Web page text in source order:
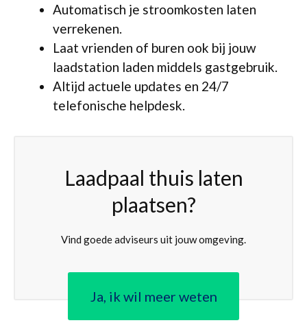
Automatisch je stroomkosten laten
verrekenen.
Laat vrienden of buren ook bij jouw
laadstation laden middels gastgebruik.
Altijd actuele updates en 24/7
telefonische helpdesk.
Laadpaal thuis laten
plaatsen?
Vind goede adviseurs uit jouw omgeving.
Ja, ik wil meer weten